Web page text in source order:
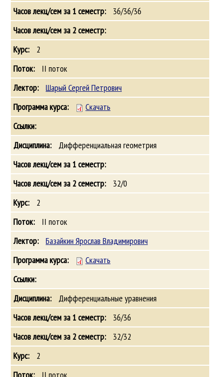
36/36/36
2
II поток
Шарый Сергей Петрович
Скачать
Дифференциальная геометрия
32/0
2
II поток
Базайкин Ярослав Владимирович
Скачать
Дифференциальные уравнения
36/36
32/32
2